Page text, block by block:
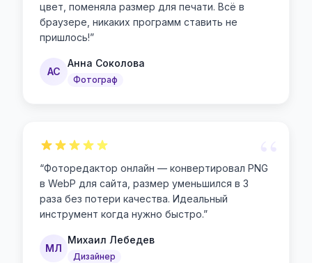
цвет, поменяла размер для печати. Всё в
браузере, никаких программ ставить не
пришлось!”
АС
Анна Соколова
Фотограф
“
“Фоторедактор онлайн — конвертировал PNG
в WebP для сайта, размер уменьшился в 3
раза без потери качества. Идеальный
инструмент когда нужно быстро.”
МЛ
Михаил Лебедев
Дизайнер